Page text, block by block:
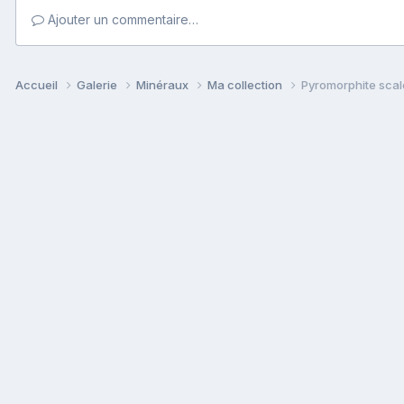
Ajouter un commentaire…
Accueil Galerie Minéraux Ma collection Pyromorphite